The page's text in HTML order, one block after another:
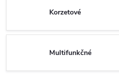
Korzetové
Multifunkčné